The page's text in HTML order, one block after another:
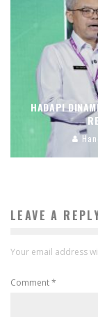
HADAPI
LEAVE A
Your email address
Comment*